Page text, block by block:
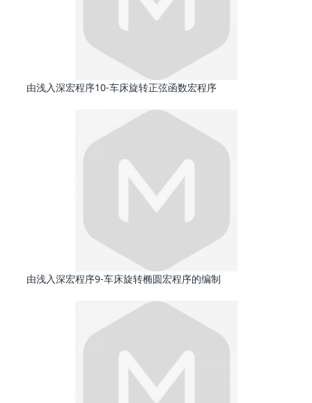
由浅入深宏程序10-车床旋转正弦函数宏程序
由浅入深宏程序9-车床旋转椭圆宏程序的编制